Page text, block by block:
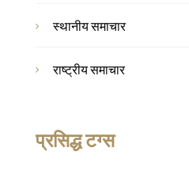
स्थानीय समाचार
राष्ट्रीय समाचार
प्रसिद्ध टग्स